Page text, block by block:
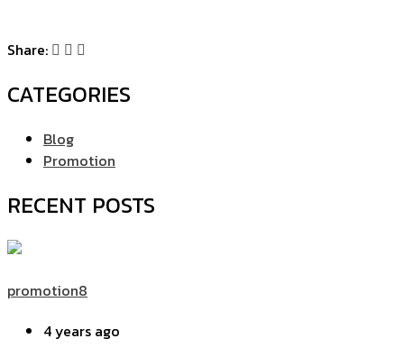
Share:
CATEGORIES
Blog
Promotion
RECENT POSTS
promotion8
4 years ago